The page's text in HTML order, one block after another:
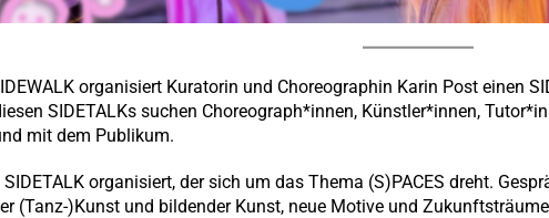
organisiert Kuratorin und Choreographin Karin Post einen
SIDETALKs suchen Choreograph*innen, Künstler*innen,
mit dem Publikum.
organisiert, der sich um das Thema (S)PACES dreht.
(Tanz-)Kunst und bildender Kunst, neue Motive und